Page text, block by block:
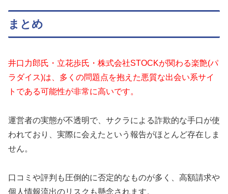
まとめ
井口力郎氏・立花歩氏・株式会社STOCKが関わる楽艶(パ
ラダイス)は、多くの問題点を抱えた悪質な出会い系サイ
トである可能性が非常に高いです。
運営者の実態が不透明で、サクラによる詐欺的な手口が使
われており、実際に会えたという報告がほとんど存在しま
せん。
口コミや評判も圧倒的に否定的なものが多く、高額請求や
個人情報流出のリスクも懸念されます。